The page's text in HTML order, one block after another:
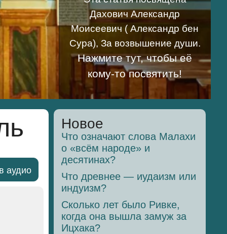
Дахович Александр
Моисеевич ( Александр бен
Сура), За возвышение души.
Нажмите тут, чтобы её
кому-то посвятить!
аудио
Новое
Что означают слова Малахи
о «всём народе» и
десятинах?
Что древнее — иудаизм или
индуизм?
Сколько лет было Ривке,
когда она вышла замуж за
Ицхака?